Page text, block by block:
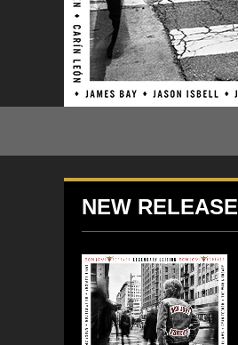
NEW RELEASE